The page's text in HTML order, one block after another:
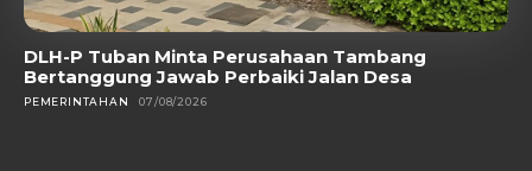
DLH-P Tuban Minta Perusahaan Tambang
Bertanggung Jawab Perbaiki Jalan Desa
PEMERINTAHAN 07/08/2026